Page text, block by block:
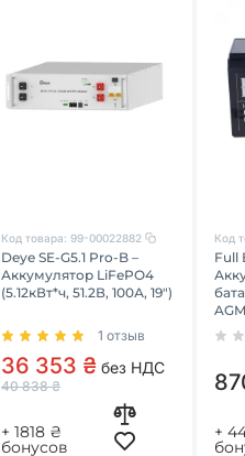
Код товара: 99-00022882
Deye SE-G5.1 Pro-B –
Аккумулятор LiFePO4
(5.12кВт*ч, 51.2В, 100А, 19")
1 отзыв
36 353 ₴ без НДС
40 838 ₴
+ 1818 ₴
бонусов
Код
Full
+